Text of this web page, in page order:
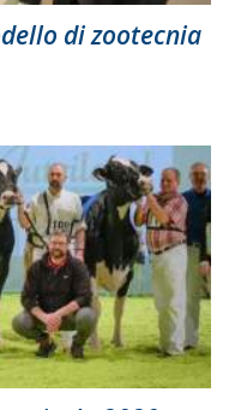
di zootecnia